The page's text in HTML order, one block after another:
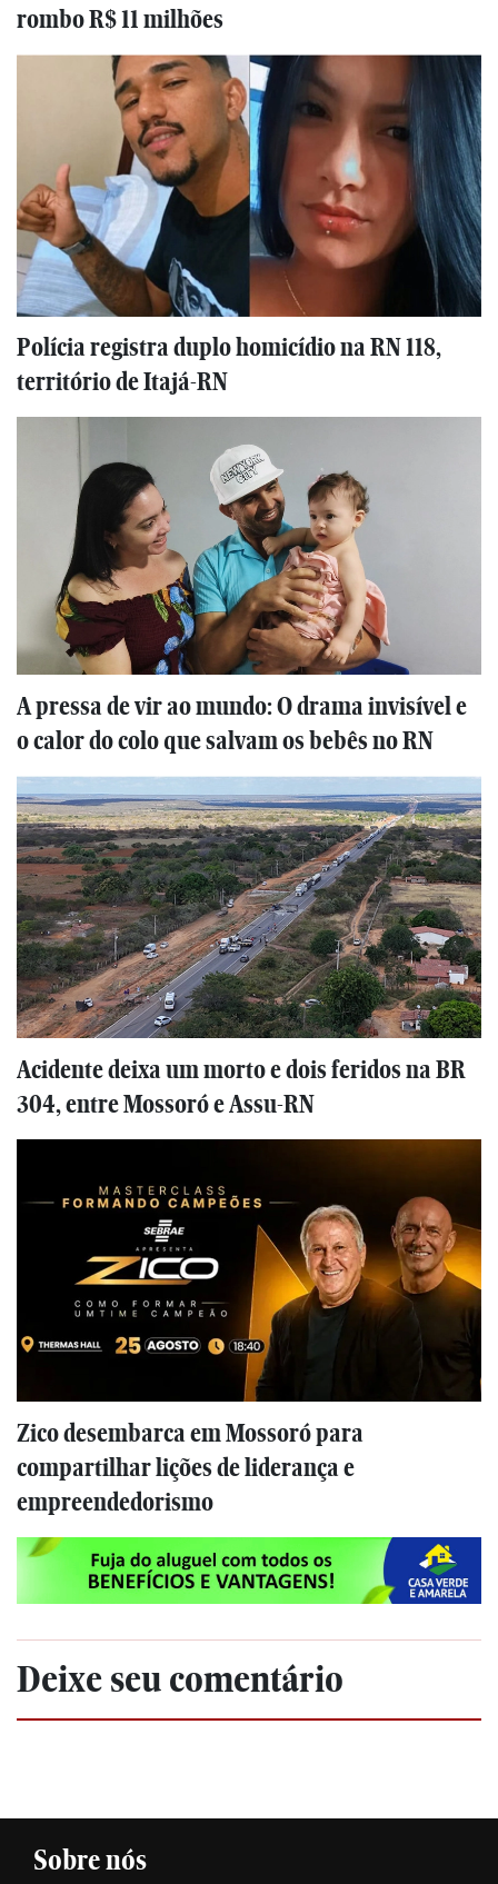
rombo R$ 11 milhões
Polícia registra duplo homicídio na RN 118,
território de Itajá-RN
A pressa de vir ao mundo: O drama invisível e
o calor do colo que salvam os bebês no RN
Acidente deixa um morto e dois feridos na BR
304, entre Mossoró e Assu-RN
Zico desembarca em Mossoró para
compartilhar lições de liderança e
empreendedorismo
Deixe seu comentário
Sobre nós